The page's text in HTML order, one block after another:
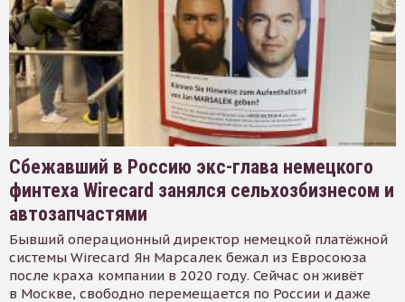
Сбежавший в Россию экс-глава немецкого
финтеха Wirecard занялся сельхозбизнесом и
автозапчастями
Бывший операционный директор немецкой платёжной
системы Wirecard Ян Марсалек бежал из Евросоюза
после краха компании в 2020 году. Сейчас он живёт
в Москве, свободно перемещается по России и даже